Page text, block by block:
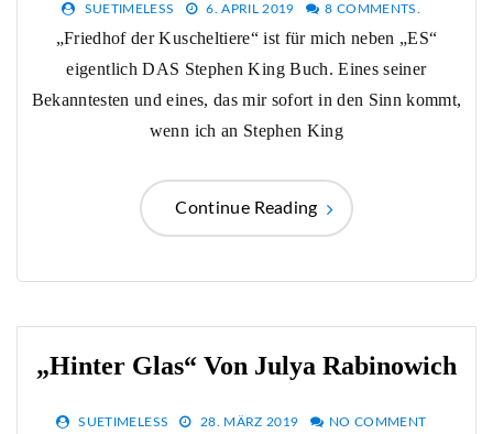
SUETIMELESS 6. APRIL 2019 8 COMMENTS.
„Friedhof der Kuscheltiere“ ist für mich neben „ES“
eigentlich DAS Stephen King Buch. Eines seiner
Bekanntesten und eines, das mir sofort in den Sinn kommt,
wenn ich an Stephen King
Continue Reading
„Hinter Glas“ Von Julya Rabinowich
SUETIMELESS 28. MÄRZ 2019 NO COMMENT